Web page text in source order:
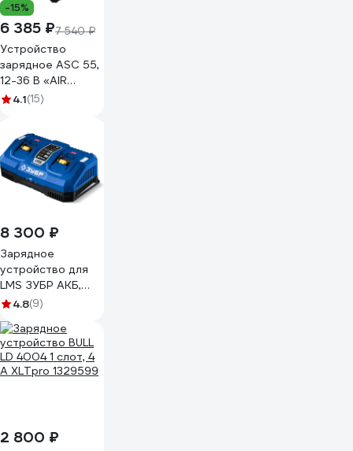
-15%
6 385 ₽7 540 ₽
Устройство
зарядное ASC 55,
12-36 В «AIR
COOLED» Metabo
4.1(15)
8 300 ₽
Зарядное
устройство для
LMS ЗУБР АКБ,
Профессионал
В, 2 порта, 2x9 А,
TC-20-2
4.8(9)
2 800 ₽